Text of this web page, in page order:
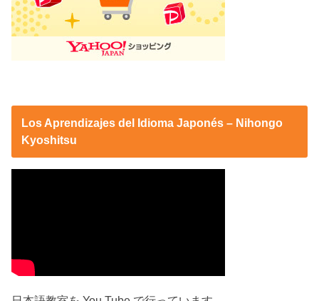
Los Aprendizajes del Idioma Japonés – Nihongo
Kyoshitsu